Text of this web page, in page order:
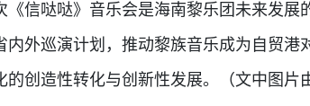
《信哒哒》音乐会是海南黎乐团未来发
内外巡演计划，推动黎族音乐成为自贸
的创造性转化与创新性发展。（文中图片